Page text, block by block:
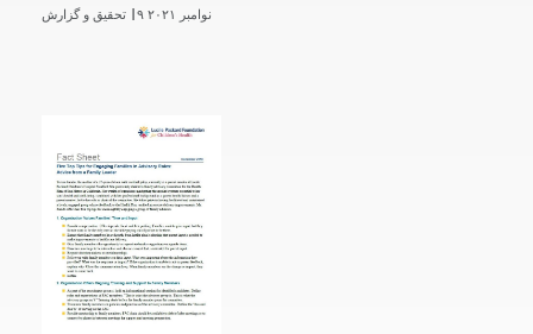
۹ نوامبر ۲۰۲۱